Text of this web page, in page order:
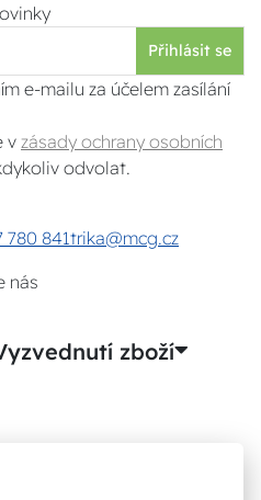
Přihlásit se
e-mailu za účelem zasílání
v zásady ochrany osobních
odvolat.
780 841trika@mcg.cz
nás
zboží